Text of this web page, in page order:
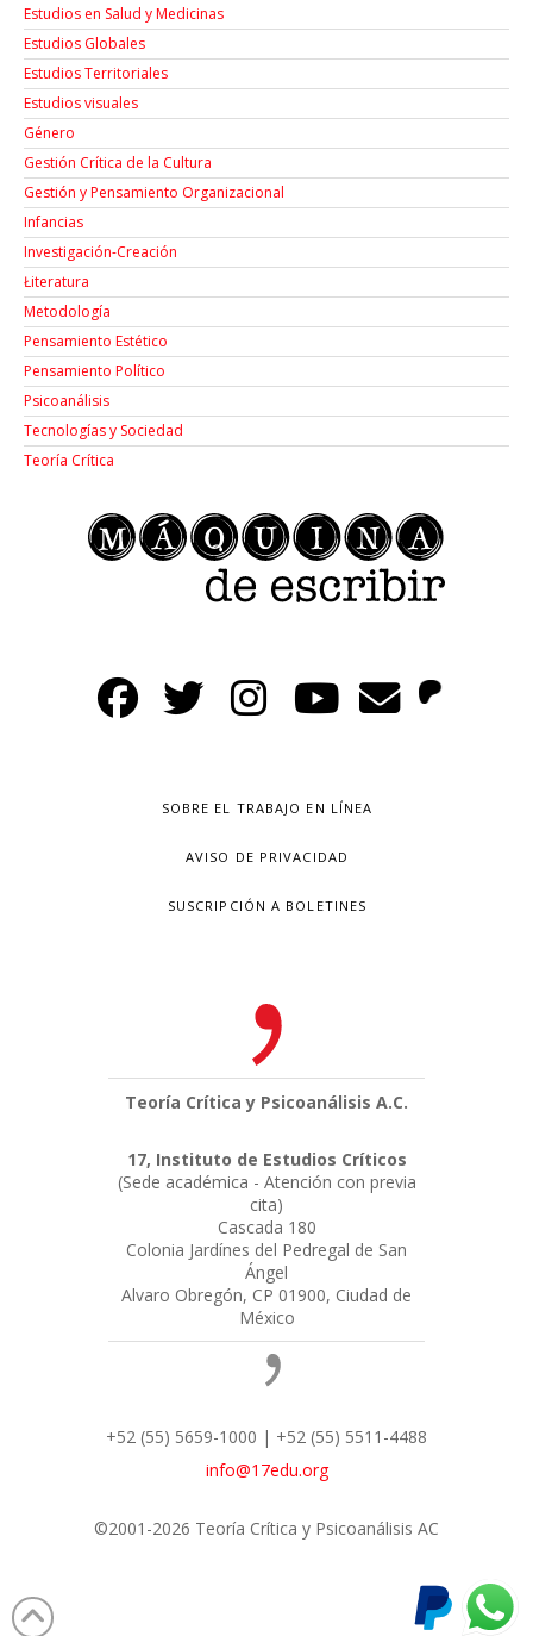
Estudios en Salud y Medicinas
Estudios Globales
Estudios Territoriales
Estudios visuales
Género
Gestión Crítica de la Cultura
Gestión y Pensamiento Organizacional
Infancias
Investigación-Creación
Łiteratura
Metodología
Pensamiento Estético
Pensamiento Político
Psicoanálisis
Tecnologías y Sociedad
Teoría Crítica
SOBRE EL TRABAJO EN LÍNEA
AVISO DE PRIVACIDAD
SUSCRIPCIÓN A BOLETINES
Teoría Crítica y Psicoanálisis A.C.
17, Instituto de Estudios Críticos
(Sede académica - Atención con previa
cita)
Cascada 180
Colonia Jardínes del Pedregal de San
Ángel
Alvaro Obregón, CP 01900, Ciudad de
México
+52 (55) 5659-1000 | +52 (55) 5511-4488
info@17edu.org
©2001-2026 Teoría Crítica y Psicoanálisis AC